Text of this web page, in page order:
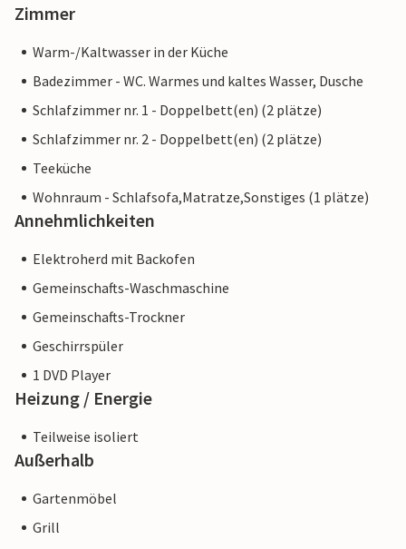
Zimmer
Warm-/Kaltwasser in der Küche
Badezimmer - WC. Warmes und kaltes Wasser, Dusche
Schlafzimmer nr. 1 - Doppelbett(en) (2 plätze)
Schlafzimmer nr. 2 - Doppelbett(en) (2 plätze)
Teeküche
Wohnraum - Schlafsofa,Matratze,Sonstiges (1 plätze)
Annehmlichkeiten
Elektroherd mit Backofen
Gemeinschafts-Waschmaschine
Gemeinschafts-Trockner
Geschirrspüler
1 DVD Player
Heizung / Energie
Teilweise isoliert
Außerhalb
Gartenmöbel
Grill